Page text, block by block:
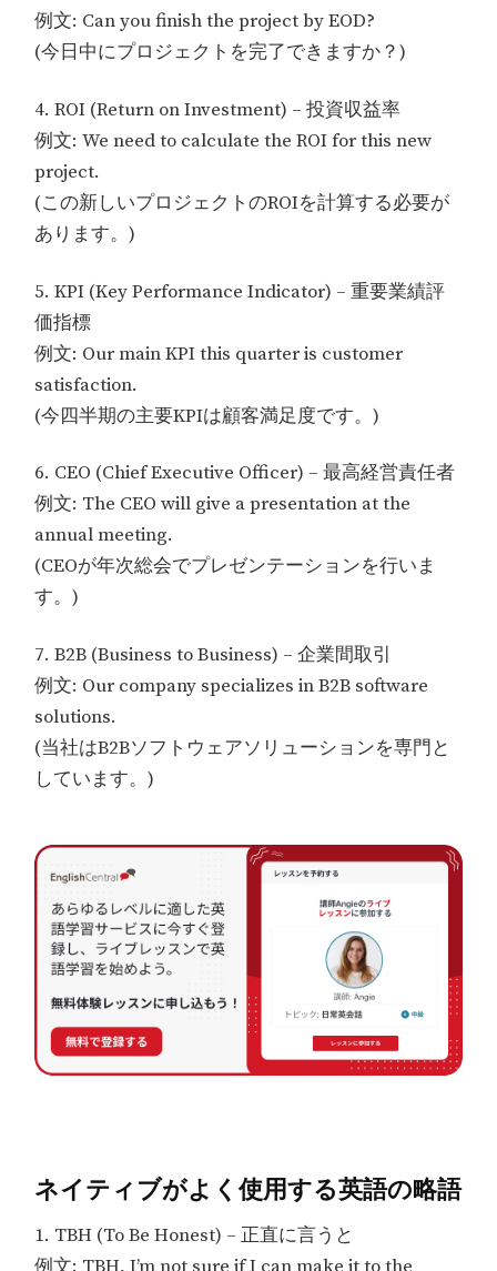
例文: Can you finish the project by EOD?
(今日中にプロジェクトを完了できますか？)
4. ROI (Return on Investment) – 投資収益率
例文: We need to calculate the ROI for this new
project.
(この新しいプロジェクトのROIを計算する必要が
あります。)
5. KPI (Key Performance Indicator) – 重要業績評
価指標
例文: Our main KPI this quarter is customer
satisfaction.
(今四半期の主要KPIは顧客満足度です。)
6. CEO (Chief Executive Officer) – 最高経営責任者
例文: The CEO will give a presentation at the
annual meeting.
(CEOが年次総会でプレゼンテーションを行いま
す。)
7. B2B (Business to Business) – 企業間取引
例文: Our company specializes in B2B software
solutions.
(当社はB2Bソフトウェアソリューションを専門と
しています。)
ネイティブがよく使用する英語の略語
1. TBH (To Be Honest) – 正直に言うと